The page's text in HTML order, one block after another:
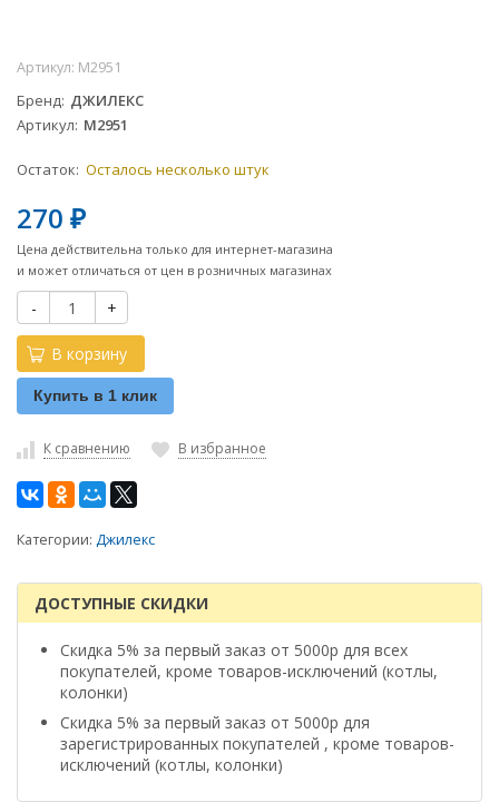
Артикул: М2951
Бренд ДЖИЛЕКС
Артикул М2951
Остаток: Осталось несколько штук
270 ₽
Цена действительна только для интернет-магазина
и может отличаться от цен в розничных магазинах
- +
В корзину
Купить в 1 клик
К сравнению В избранное
Категории: Джилекс
ДОСТУПНЫЕ СКИДКИ
Скидка 5% за первый заказ от 5000р для всех
покупателей, кроме товаров-исключений (котлы,
колонки)
Скидка 5% за первый заказ от 5000р для
зарегистрированных покупателей , кроме товаров-
исключений (котлы, колонки)